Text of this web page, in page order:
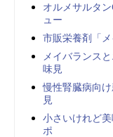
オルメサルタ
ュー
市販栄養剤「
メイバランス
味見
慢性腎臓病向
見
小さいけれど
ポ